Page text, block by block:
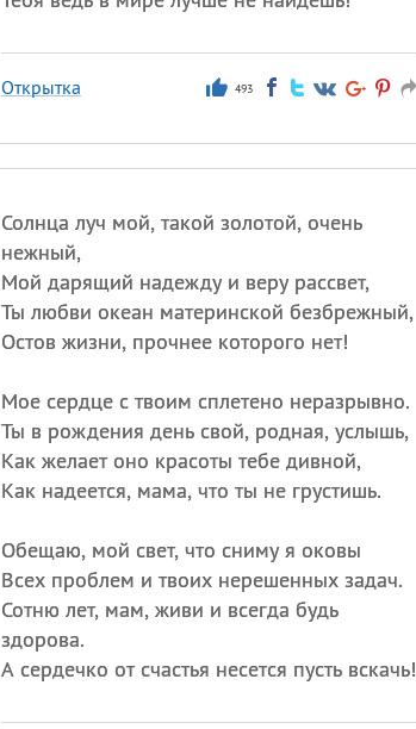
Открытка 493
Солнца луч мой, такой золотой, очень
нежный,
Мой дарящий надежду и веру рассвет,
Ты любви океан материнской безбрежный,
Остов жизни, прочнее которого нет!
Мое сердце с твоим сплетено неразрывно.
Ты в рождения день свой, родная, услышь,
Как желает оно красоты тебе дивной,
Как надеется, мама, что ты не грустишь.
Обещаю, мой свет, что сниму я оковы
Всех проблем и твоих нерешенных задач.
Сотню лет, мам, живи и всегда будь
здорова.
А сердечко от счастья несется пусть вскачь!